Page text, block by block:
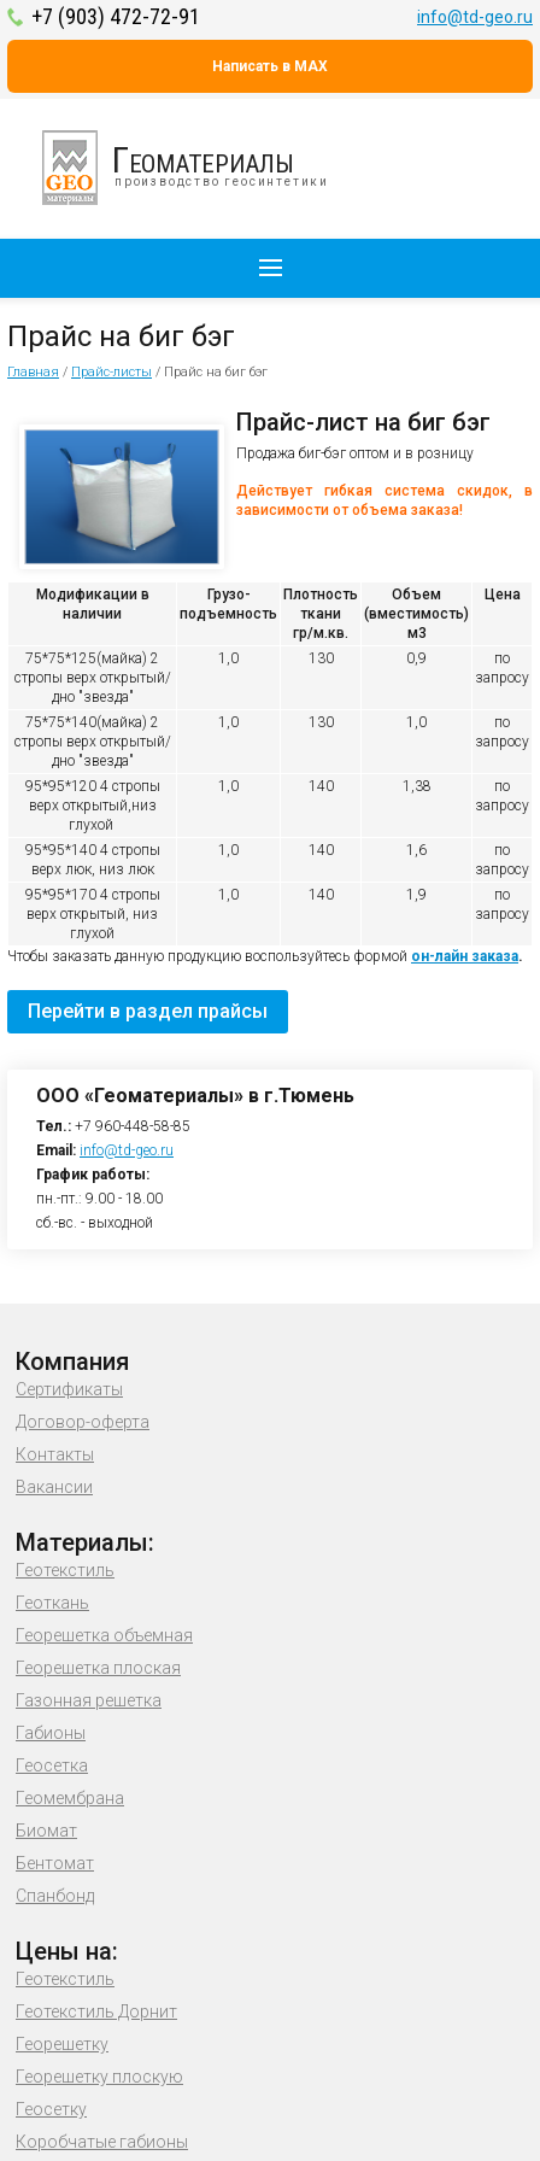
+7 (903) 472-72-91 info@td-geo.ru
Написать в MAX
Геоматериалы
производство геосинтетики
Прайс на биг бэг
Главная / Прайс-листы / Прайс на биг бэг
Прайс-лист на биг бэг
Продажа биг-бэг оптом и в розницу
Действует гибкая система скидок, в
зависимости от объема заказа!
Модификации в
наличии
Грузо-
подъемность
Плотность
ткани
гр/м.кв.
Объем
(вместимость)
м3
Цена
75*75*125(майка) 2
стропы верх открытый/
дно "звезда"
1,0 130 0,9
по
запросу
75*75*140(майка) 2
стропы верх открытый/
дно "звезда"
1,0 130 1,0
по
запросу
95*95*120 4 стропы
верх открытый,низ
глухой
1,0 140 1,38
по
запросу
95*95*140 4 стропы
верх люк, низ люк
1,0 140 1,6
по
запросу
95*95*170 4 стропы
верх открытый, низ
глухой
1,0 140 1,9
по
запросу
Чтобы заказать данную продукцию воспользуйтесь формой он-лайн заказа.
Перейти в раздел прайсы
ООО «Геоматериалы» в г.Тюмень
Тел.: +7 960-448-58-85
Email: info@td-geo.ru
График работы:
пн.-пт.: 9.00 - 18.00
сб.-вс. - выходной
Компания
Сертификаты
Договор-оферта
Контакты
Вакансии
Материалы:
Геотекстиль
Геоткань
Георешетка объемная
Георешетка плоская
Газонная решетка
Габионы
Геосетка
Геомембрана
Биомат
Бентомат
Спанбонд
Цены на:
Геотекстиль
Геотекстиль Дорнит
Георешетку
Георешетку плоскую
Геосетку
Коробчатые габионы